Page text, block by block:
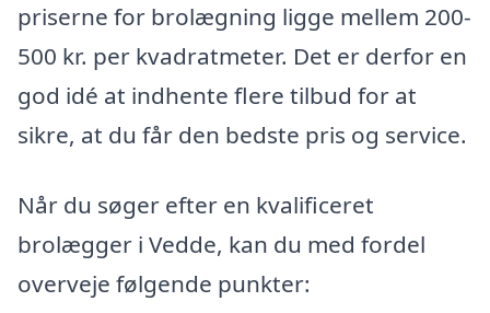
priserne for brolægning ligge mellem 200-
500 kr. per kvadratmeter. Det er derfor en
god idé at indhente flere tilbud for at
sikre, at du får den bedste pris og service.
Når du søger efter en kvalificeret
brolægger i Vedde, kan du med fordel
overveje følgende punkter: